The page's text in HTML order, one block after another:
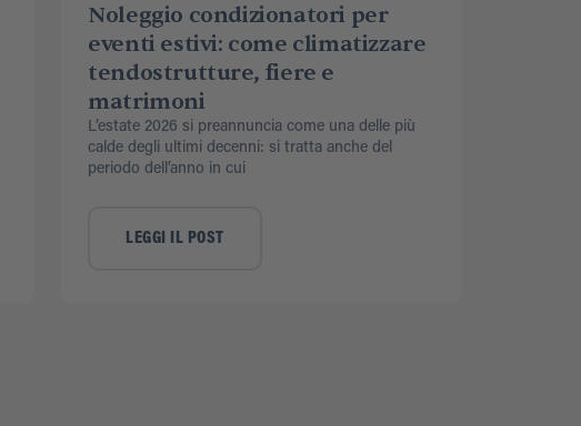
Noleggio condizionatori per
eventi estivi: come climatizzare
tendostrutture, fiere e
matrimoni
L’estate 2026 si preannuncia come una delle più
calde degli ultimi decenni: si tratta anche del
periodo dell’anno in cui
LEGGI IL POST